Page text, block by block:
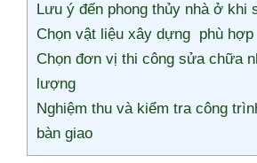
Lưu ý đến phong thủy nhà ở khi
Chọn vật liệu xây dựng phù hợp
Chọn đơn vị thi công sửa chữa
lượng
Nghiệm thu và kiểm tra công
bàn giao